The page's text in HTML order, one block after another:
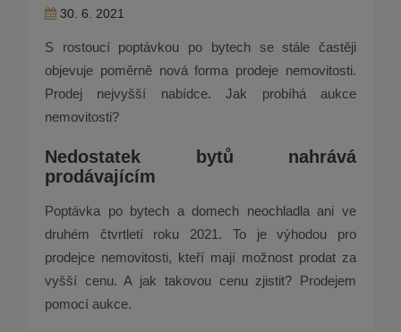
30. 6. 2021
S rostoucí poptávkou po bytech se stále častěji
objevuje poměrně nová forma prodeje nemovitosti.
Prodej nejvyšší nabídce. Jak probíhá aukce
nemovitosti?
Nedostatek bytů nahrává
prodávajícím
Poptávka po bytech a domech neochladla ani ve
druhém čtvrtletí roku 2021. To je výhodou pro
prodejce nemovitosti, kteří mají možnost prodat za
vyšší cenu. A jak takovou cenu zjistit? Prodejem
pomocí aukce.